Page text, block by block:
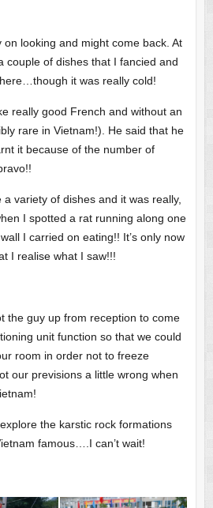
on looking and might come back. At
couple of dishes that I fancied and
it was really cold!
really good French and without an
rare in Vietnam!). He said that he
it because of the number of
variety of dishes and it was really,
I spotted a rat running along one
I carried on eating!! It’s only now
I realise what I saw!!!
the guy up from reception to come
unit function so that we could
room in order not to freeze
our previsions a little wrong when
the karstic rock formations
famous….I can’t wait!